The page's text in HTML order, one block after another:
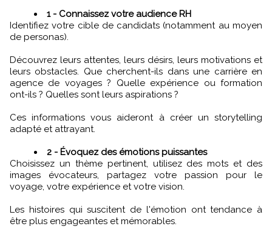
1 - Connaissez votre audience RH
Identifiez votre cible de candidats (notamment au moyen
de personas).
Découvrez leurs attentes, leurs désirs, leurs motivations et
leurs obstacles. Que cherchent-ils dans une carrière en
agence de voyages ? Quelle expérience ou formation
ont-ils ? Quelles sont leurs aspirations ?
Ces informations vous aideront à créer un storytelling
adapté et attrayant.
2 - Évoquez des émotions puissantes
Choisissez un thème pertinent, utilisez des mots et des
images évocateurs, partagez votre passion pour le
voyage, votre expérience et votre vision.
Les histoires qui suscitent de l'émotion ont tendance à
être plus engageantes et mémorables.